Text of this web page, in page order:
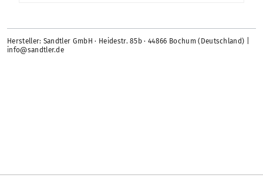
Hersteller: Sandtler GmbH · Heidestr. 85b · 44866 Bochum (Deutschland) |
info@sandtler.de